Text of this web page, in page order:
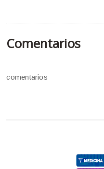
Comentarios
comentarios